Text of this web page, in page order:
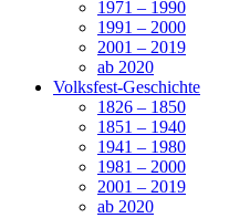
1971 – 1990
1991 – 2000
2001 – 2019
ab 2020
Volksfest-Geschichte
1826 – 1850
1851 – 1940
1941 – 1980
1981 – 2000
2001 – 2019
ab 2020